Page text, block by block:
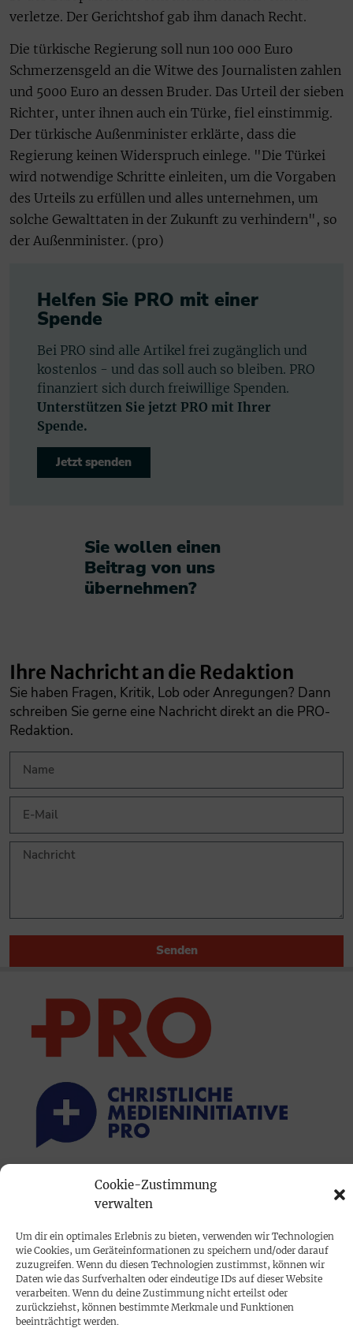
Cookie-Zustimmung
verwalten
Um dir ein optimales Erlebnis zu bieten, verwenden wir Technologien
wie Cookies, um Geräteinformationen zu speichern und/oder darauf
zuzugreifen. Wenn du diesen Technologien zustimmst, können wir
Daten wie das Surfverhalten oder eindeutige IDs auf dieser Website
verarbeiten. Wenn du deine Zustimmung nicht erteilst oder
zurückziehst, können bestimmte Merkmale und Funktionen
beeinträchtigt werden.
verletze. Der Gerichtshof gab ihm danach Recht.
Die türkische Regierung soll nun 100 000 Euro
Schmerzensgeld an die Witwe des Journalisten zahlen
und 5000 Euro an dessen Bruder. Das Urteil der sieben
Richter, unter ihnen auch ein Türke, fiel einstimmig.
Der türkische Außenminister erklärte, dass die
Regierung keinen Widerspruch einlege. "Die Türkei
wird notwendige Schritte einleiten, um die Vorgaben
des Urteils zu erfüllen und alles unternehmen, um
solche Gewalttaten in der Zukunft zu verhindern", so
der Außenminister. (pro)
Helfen Sie PRO mit einer
Spende
Bei PRO sind alle Artikel frei zugänglich und
kostenlos - und das soll auch so bleiben. PRO
finanziert sich durch freiwillige Spenden.
Unterstützen Sie jetzt PRO mit Ihrer
Spende.
Jetzt spenden
Sie wollen einen
Beitrag von uns
übernehmen?​
Ihre Nachricht an die Redaktion
Sie haben Fragen, Kritik, Lob oder Anregungen? Dann
schreiben Sie gerne eine Nachricht direkt an die PRO-
Redaktion.
Senden
PRINTAUSGABE
Mediadaten
PROKOMPAKT
Impressum
SPENDEN